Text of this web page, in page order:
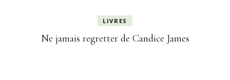
LIVRES
Ne jamais regretter de Candice James